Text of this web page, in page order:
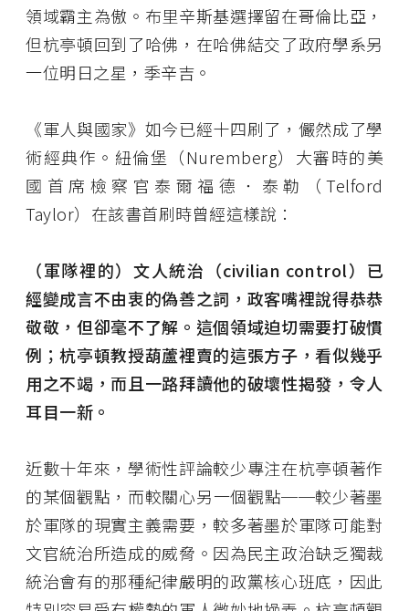
領域霸主為傲。布里辛斯基選擇留在哥倫比亞，
但杭亭頓回到了哈佛，在哈佛結交了政府學系另
一位明日之星，季辛吉。
《軍人與國家》如今已經十四刷了，儼然成了學
術經典作。紐倫堡（Nuremberg）大審時的美
國首席檢察官泰爾福德．泰勒（Telford
Taylor）在該書首刷時曾經這樣說：
（軍隊裡的）文人統治（civilian control）已
經變成言不由衷的偽善之詞，政客嘴裡說得恭恭
敬敬，但卻毫不了解。這個領域迫切需要打破慣
例；杭亭頓教授葫蘆裡賣的這張方子，看似幾乎
用之不竭，而且一路拜讀他的破壞性揭發，令人
耳目一新。
近數十年來，學術性評論較少專注在杭亭頓著作
的某個觀點，而較關心另一個觀點──較少著墨
於軍隊的現實主義需要，較多著墨於軍隊可能對
文官統治所造成的威脅。因為民主政治缺乏獨裁
統治會有的那種紀律嚴明的政黨核心班底，因此